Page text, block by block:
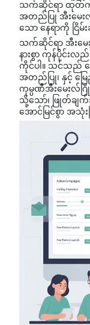
သက်ဆိုင်ရာ ထုတ်ကုန်
အတည်ပြု အီးမေး
သော နေရာကို ငြိမ်
သက်ဆိုင်ရာ အီးမေး
နားစွာ ကုန်ပိုင်း
ကိုင်ပါ။ သင်သည် ဖေ
အတည်ပြု၊ နှင့် မြ
ကုမ္ပဏီအီးမေးလ်
သို့သော်၊ ဖြုတ်ချ
အောင်မြင်စွာ အသုံး